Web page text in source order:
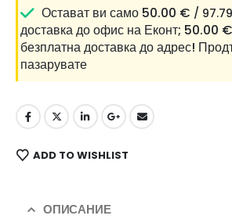
Остават ви само 50.00 € /
доставка до офис на Еконт; 50.00 €
безплатна доставка до адрес!
пазарувате
ADD TO WISHLIST
ОПИСАНИЕ